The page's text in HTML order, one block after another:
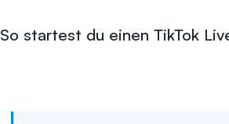
So startest du einen TikTok